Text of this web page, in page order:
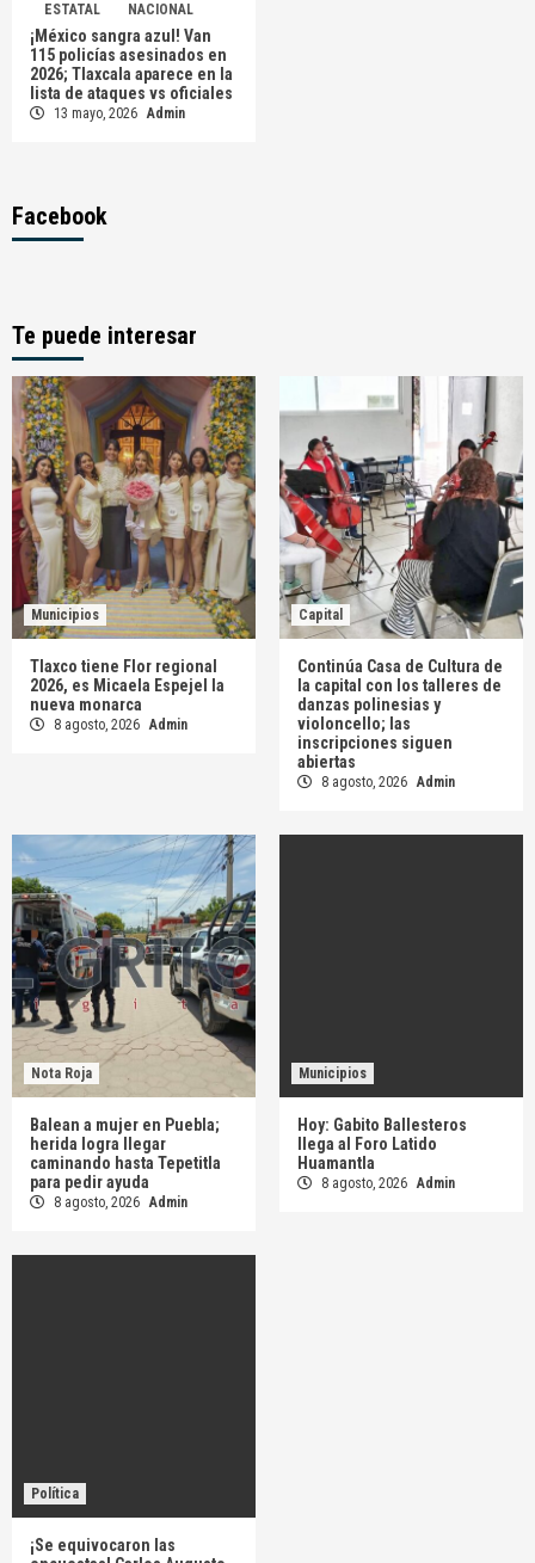
ESTATAL NACIONAL
¡México sangra azul! Van
115 policías asesinados en
2026; Tlaxcala aparece en la
lista de ataques vs oficiales
13 mayo, 2026 Admin
Facebook
Te puede interesar
Municipios
Tlaxco tiene Flor regional
2026, es Micaela Espejel la
nueva monarca
8 agosto, 2026 Admin
Capital
Continúa Casa de Cultura de
la capital con los talleres de
danzas polinesias y
violoncello; las
inscripciones siguen
abiertas
8 agosto, 2026 Admin
Nota Roja
Balean a mujer en Puebla;
herida logra llegar
caminando hasta Tepetitla
para pedir ayuda
8 agosto, 2026 Admin
Municipios
Hoy: Gabito Ballesteros
llega al Foro Latido
Huamantla
8 agosto, 2026 Admin
Política
¡Se equivocaron las